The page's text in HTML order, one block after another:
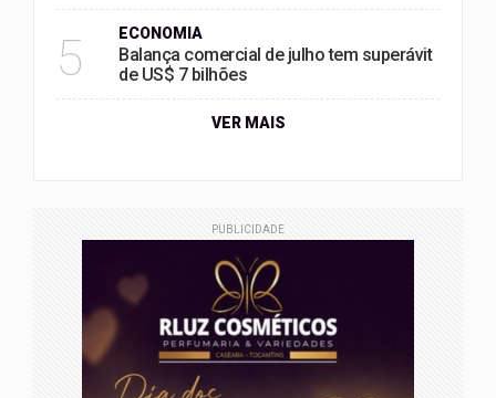
5 ECONOMIA
Balança comercial de julho tem superávit
de US$ 7 bilhões
VER MAIS
PUBLICIDADE